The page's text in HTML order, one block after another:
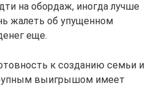
на обордаж, иногда лучше
жалеть об упущенном
еще.
к созданию семьи и
выигрышом имеет